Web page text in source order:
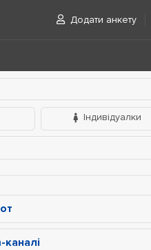
Додати анкету
Індивідуалки